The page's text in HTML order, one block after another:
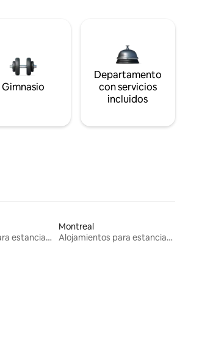
Gimnasio
Departamento
con servicios
incluidos
Alojamientos para estancias largas
Montreal
Alojamientos para estancias largas